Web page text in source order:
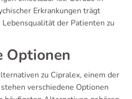
Erkrankungen trägt
Lebensqualität der Patienten zu
Optionen
zu Cipralex, einem der
verschiedene Optionen